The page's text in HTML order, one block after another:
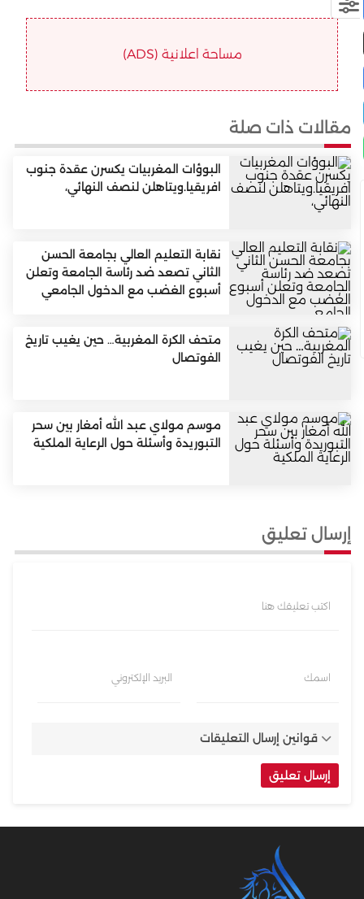
مساحة اعلانية (ADS)
مقالات ذات صلة
البوؤات المغربيات يكسرن عقدة جنوب
افريقيا.ويتاهلن لنصف النهائي،
نقابة التعليم العالي بجامعة الحسن
الثاني تصعد ضد رئاسة الجامعة وتعلن
أسبوع الغضب مع الدخول الجامعي
متحف الكرة المغربية… حين يغيب تاريخ
الفوتصال
موسم مولاي عبد الله أمغار بين سحر
التبوريدة وأسئلة حول الرعاية الملكية
إرسال تعليق
اكتب تعليقك هنا
اسمك البريد الإلكتروني
قوانين إرسال التعليقات